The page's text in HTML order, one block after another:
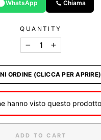
WhatsApp Chiama
QUANTITY
+
ORDINE (CLICCA PER APRIRE)
hanno visto questo
ADD TO CART